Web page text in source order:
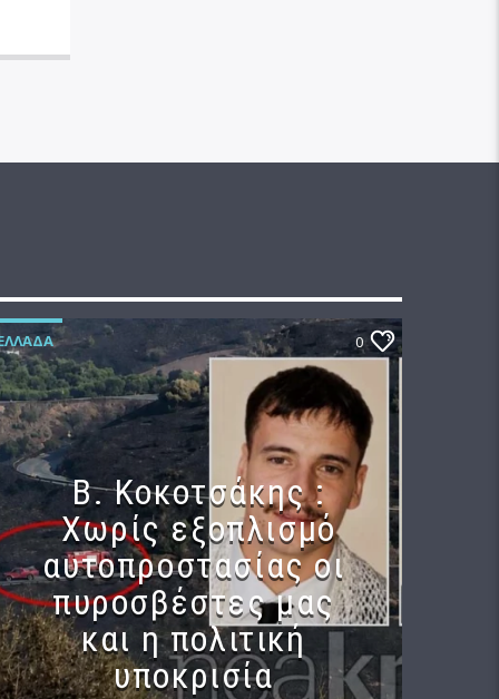
0
Β. Κοκοτσάκης :
Χωρίς εξοπλισμό
αυτοπροστασίας οι
πυροσβέστες μας
και η πολιτική
υποκρισία